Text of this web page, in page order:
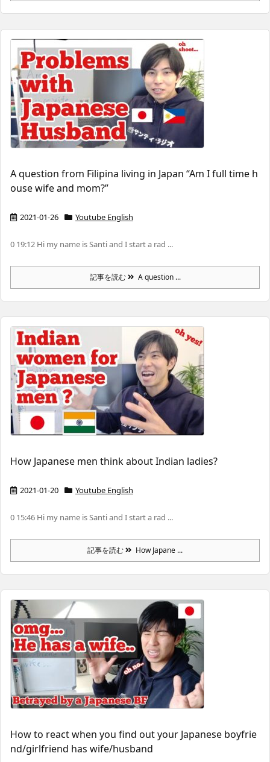
A question from Filipina living in Japan “Am I full time h
ouse wife and mom?”
2021-01-26 Youtube English
0 19:12 Hi my name is Santi and I start a rad ...
記事を読む A question ...
How Japanese men think about Indian ladies?
2021-01-20 Youtube English
0 15:46 Hi my name is Santi and I start a rad ...
記事を読む How Japane ...
How to react when you find out your Japanese boyfrie
nd/girlfriend has wife/husband